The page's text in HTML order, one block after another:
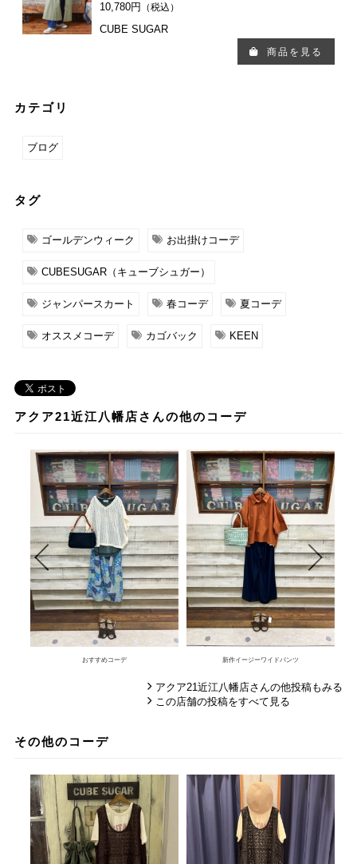
10,780円 （税込）
CUBE SUGAR
商品を見る
カテゴリ
ブログ
タグ
ゴールデンウィーク お出掛けコーデ
CUBESUGAR（キューブシュガー）
ジャンパースカート 春コーデ 夏コーデ
オススメコーデ カゴバック KEEN
アクア21近江八幡店さんの他のコーデ
おすすめコーデ 新作イージーワイドパンツ
アクア21近江八幡店さんの他投稿もみる
この店舗の投稿をすべて見る
その他のコーデ